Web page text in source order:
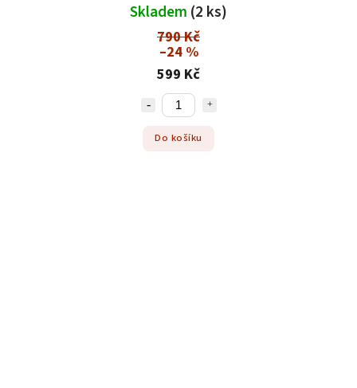
Skladem (2 ks)
790 Kč
–24 %
599 Kč
Do košíku